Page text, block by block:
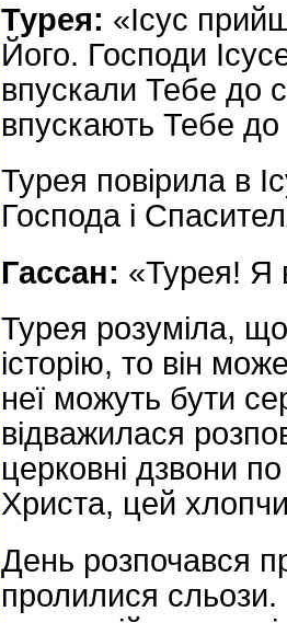
Турея: «Ісус
Його. Господи
впускали Тебе до
впускають Тебе до
Турея повірила в
Господа і
Гассан: «Турея! Я
Турея розуміла,
історію, то він
неї можуть бути
відважилася
церковні дзвони
Христа, цей
День розпочався
пролилися